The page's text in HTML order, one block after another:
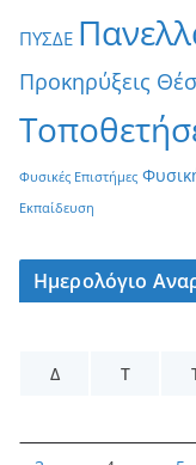
ΠΥΣΔΕ
Προκηρύξεις
Φυσικές Επιστήμες
Εκπαίδευση
Ημερολόγιο
Δ
Τ